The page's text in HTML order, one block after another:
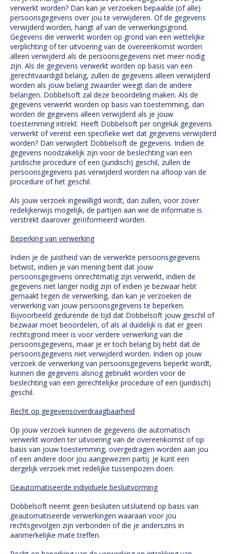
verwerkt worden? Dan kan je verzoeken bepaalde (of alle)
persoonsgegevens over jou te verwijderen. Of de gegevens
verwijderd worden, hangt af van de verwerkingsgrond.
Gegevens die verwerkt worden op grond van een wettelijke
verplichting of ter uitvoering van de overeenkomst worden
alleen verwijderd als de persoonsgegevens niet meer nodig
zijn. Als de gegevens verwerkt worden op basis van een
gerechtvaardigd belang, zullen de gegevens alleen verwijderd
worden als jouw belang zwaarder weegt dan de andere
belangen. Dobbelsoft zal deze beoordeling maken. Als de
gegevens verwerkt worden op basis van toestemming, dan
worden de gegevens alleen verwijderd als je jouw
toestemming intrekt. Heeft Dobbelsoft per ongeluk gegevens
verwerkt of vereist een specifieke wet dat gegevens verwijderd
worden? Dan verwijdert Dobbelsoft de gegevens. Indien de
gegevens noodzakelijk zijn voor de beslechting van een
juridische procedure of een (juridisch) geschil, zullen de
persoonsgegevens pas verwijderd worden na afloop van de
procedure of het geschil.
Als jouw verzoek ingewilligd wordt, dan zullen, voor zover
redelijkerwijs mogelijk, de partijen aan wie de informatie is
verstrekt daarover geïnformeerd worden.
Beperking van verwerking
Indien je de juistheid van de verwerkte persoonsgegevens
betwist, indien je van mening bent dat jouw
persoonsgegevens onrechtmatig zijn verwerkt, indien de
gegevens niet langer nodig zijn of indien je bezwaar hebt
gemaakt tegen de verwerking, dan kan je verzoeken de
verwerking van jouw persoonsgegevens te beperken.
Bijvoorbeeld gedurende de tijd dat Dobbelsoft jouw geschil of
bezwaar moet beoordelen, of als al duidelijk is dat er geen
rechtsgrond meer is voor verdere verwerking van die
persoonsgegevens, maar je er toch belang bij hebt dat de
persoonsgegevens niet verwijderd worden. Indien op jouw
verzoek de verwerking van persoonsgegevens beperkt wordt,
kunnen die gegevens alsnog gebruikt worden voor de
beslechting van een gerechtelijke procedure of een (juridisch)
geschil.
Recht op gegevensoverdraagbaarheid
Op jouw verzoek kunnen de gegevens die automatisch
verwerkt worden ter uitvoering van de overeenkomst of op
basis van jouw toestemming, overgedragen worden aan jou
of een andere door jou aangewezen partij. Je kunt een
dergelijk verzoek met redelijke tussenpozen doen.
Geautomatiseerde individuele besluitvorming
Dobbelsoft neemt geen besluiten uitsluitend op basis van
geautomatiseerde verwerkingen waaraan voor jou
rechtsgevolgen zijn verbonden of die je anderszins in
aanmerkelijke mate treffen.